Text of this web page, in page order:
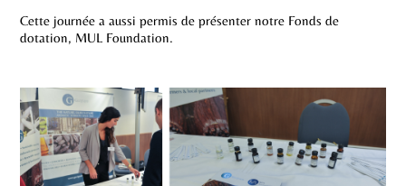
Cette journée a aussi permis de présenter notre Fonds de
dotation, MUL Foundation.